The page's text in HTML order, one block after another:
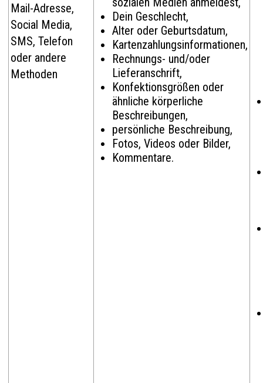
Mail-Adresse,
Social Media,
SMS, Telefon
oder andere
Methoden
Dein Geschlecht,
Alter oder Geburtsdatum,
Kartenzahlungsinformationen,
Rechnungs- und/oder
Lieferanschrift,
Konfektionsgrößen oder
ähnliche körperliche
Beschreibungen,
persönliche Beschreibung,
Fotos, Videos oder Bilder,
Kommentare.